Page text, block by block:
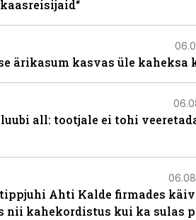
ärikasum kasvas üle kaheksa
all: tootjale ei tohi
Ahti Kalde firmades
nii kahekordistus kui ka sulas